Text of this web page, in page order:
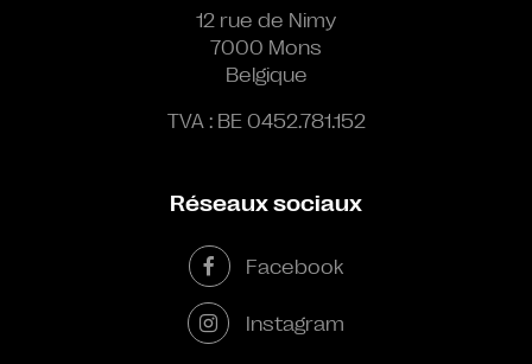
12 rue de Nimy
7000 Mons
Belgique
TVA : BE 0452.781.152
Réseaux sociaux
Facebook
Instagram